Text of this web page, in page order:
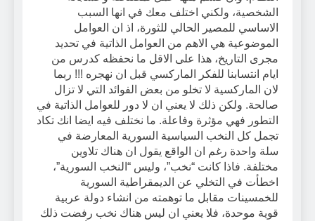
الشخصية، ولكني اختلف معك في انها السبب
الاساسي للمصير الحالي للثورة، اذ ان العوامل
الموضوعية هي الاهم من العوامل الذاتية في تحديد
مجرى التاريخ، هذا على الاقل ما نحفظه كدرس من
ايام انتسابنا للفكر الماركسي قبل ان نهجره !!! ربما
لان الماركسية لا تخلو من بعض الفوائد التي لا تزال
صالحة. ولكن ذلك لا يعني ان لا دور للعوامل الذاتية في
التطور فهي مؤثرة وفاعلة. ما نختلف فيه ايضا انك تكاد
تجمل كل النخب السياسية السورية المعارضة في
سلة واحدة رغم ان الواقع يقول ان هناك تلاوين
مختلفة. فاذا كانت “نخب”، وليس “النخب السورية”،
اخطأت في التخلي عن الديمقراطية السورية
للخمسينات مقابل ما توهمته من انشاء دولة عربية
قوية موحدة، فلا يعني ان ليس هناك نخب رفضت ذلك